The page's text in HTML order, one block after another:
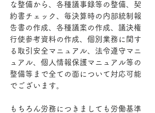
な整備から、各種議事録等の整備、契
約書チェック、毎決算時の内部統制報
告書の作成、各種議案の作成、議決権
行使参考資料の作成、個別業務に関す
る取引安全マニュアル、法令遵守マニ
ュアル、個人情報保護マニュアル等の
整備等まで全ての面について対応可能
でございます。
もちろん労務につきましても労働基準